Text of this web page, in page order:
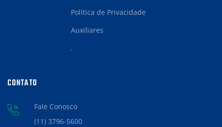
Política de Privacidade
Auxiliares
.
CONTATO
Fale Conosco
(11) 3796-5600